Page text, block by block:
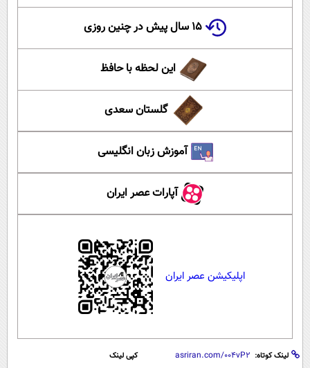
۱۵ سال پیش در چنین روزی
این لحظه با حافظ
گلستان سعدی
آموزش زبان انگلیسی
آپارات عصر ایران
اپلیکیشن عصر ایران
لینک کوتاه: کپی لینک